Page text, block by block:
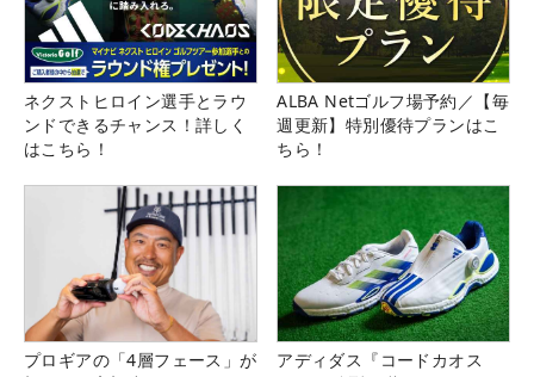
ネクストヒロイン選手とラウ
ンドできるチャンス！詳しく
はこちら！
ALBA Netゴルフ場予約／【毎
週更新】特別優待プランはこ
ちら！
プロギアの「4層フェース」が
アディダス『コードカオス